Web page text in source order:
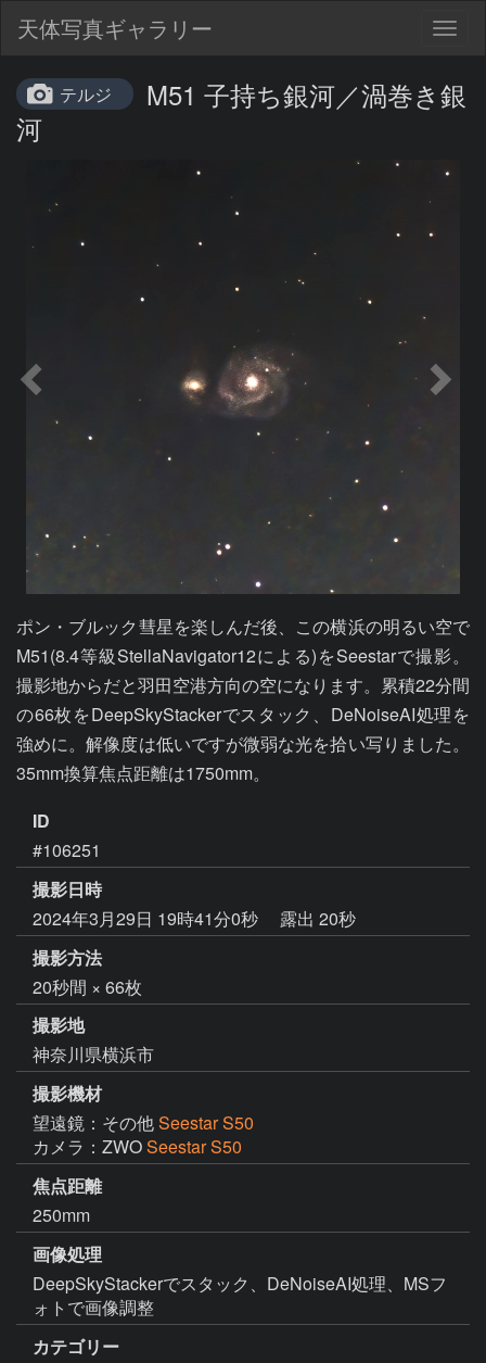
天体写真ギャラリー
テルジ
M51 子持ち銀河／渦巻き銀
河
ポン・ブルック彗星を楽しんだ後、この横浜の明るい空で
M51(8.4等級StellaNavigator12による)をSeestarで撮影。
撮影地からだと羽田空港方向の空になります。累積22分間
の66枚をDeepSkyStackerでスタック、DeNoiseAI処理を
強めに。解像度は低いですが微弱な光を拾い写りました。
35mm換算焦点距離は1750mm。
ID
#106251
撮影日時
2024年3月29日 19時41分0秒
露出 20秒
撮影方法
20秒間 × 66枚
撮影地
神奈川県横浜市
撮影機材
望遠鏡：その他Seestar S50
カメラ：ZWOSeestar S50
焦点距離
250mm
画像処理
DeepSkyStackerでスタック、DeNoiseAI処理、MSフ
ォトで画像調整
カテゴリー